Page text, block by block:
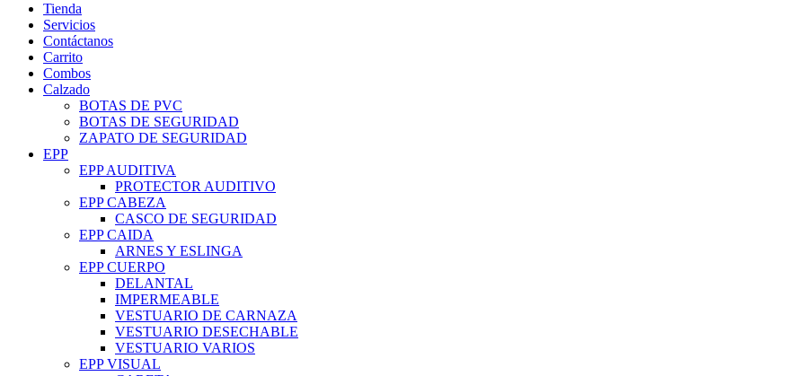
Tienda
Servicios
Contáctanos
Carrito
Combos
Calzado
BOTAS DE PVC
BOTAS DE SEGURIDAD
ZAPATO DE SEGURIDAD
EPP
EPP AUDITIVA
PROTECTOR AUDITIVO
EPP CABEZA
CASCO DE SEGURIDAD
EPP CAIDA
ARNES Y ESLINGA
EPP CUERPO
DELANTAL
IMPERMEABLE
VESTUARIO DE CARNAZA
VESTUARIO DESECHABLE
VESTUARIO VARIOS
EPP VISUAL